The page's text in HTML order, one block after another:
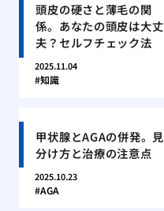
頭皮の硬さと薄毛の関
係。あなたの頭皮は大丈
夫？セルフチェック法
2025.11.04
知識
甲状腺とAGAの併発。見
分け方と治療の注意点
2025.10.23
AGA